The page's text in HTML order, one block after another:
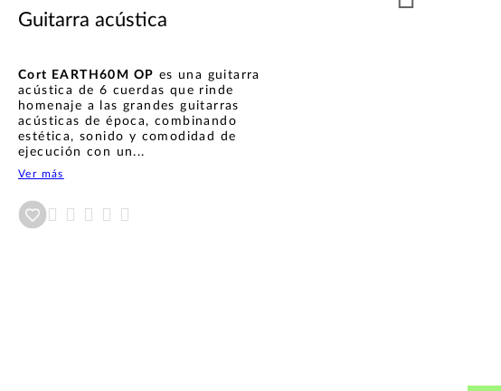
Guitarra acústica
Cort EARTH60M OP es una guitarra
acústica de 6 cuerdas que rinde
homenaje a las grandes guitarras
acústicas de época, combinando
estética, sonido y comodidad de
ejecución con un...
Ver más